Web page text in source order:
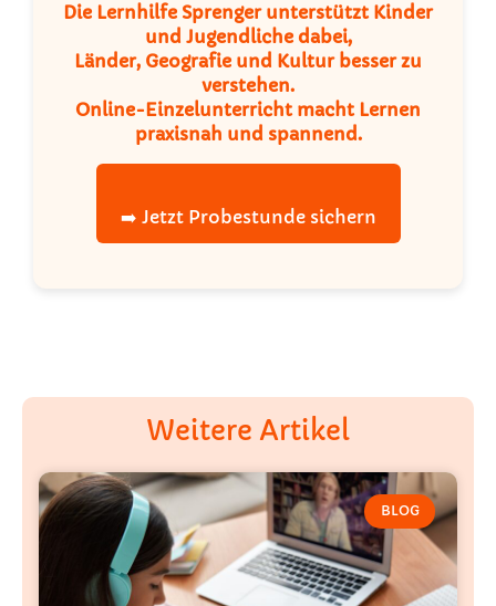
Die Lernhilfe Sprenger unterstützt Kinder
und Jugendliche dabei,
Länder, Geografie und Kultur besser zu
verstehen.
Online-Einzelunterricht macht Lernen
praxisnah und spannend.
➡️ Jetzt Probestunde sichern
Weitere Artikel
BLOG